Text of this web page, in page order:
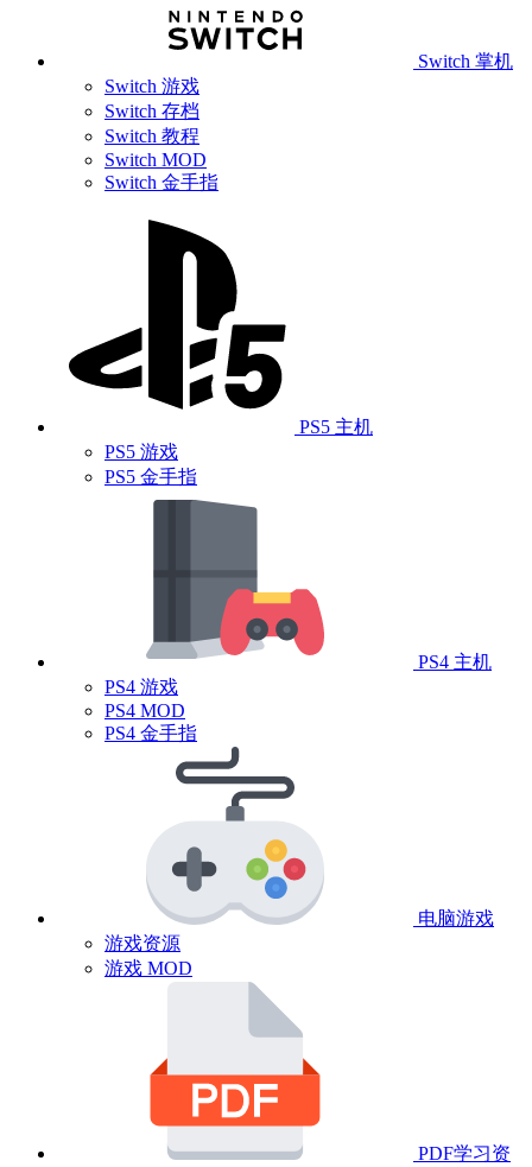
Switch 掌机
Switch 游戏
Switch 存档
Switch 教程
Switch MOD
Switch 金手指
PS5 主机
PS5 游戏
PS5 金手指
PS4 主机
PS4 游戏
PS4 MOD
PS4 金手指
电脑游戏
游戏资源
游戏 MOD
PDF学习资